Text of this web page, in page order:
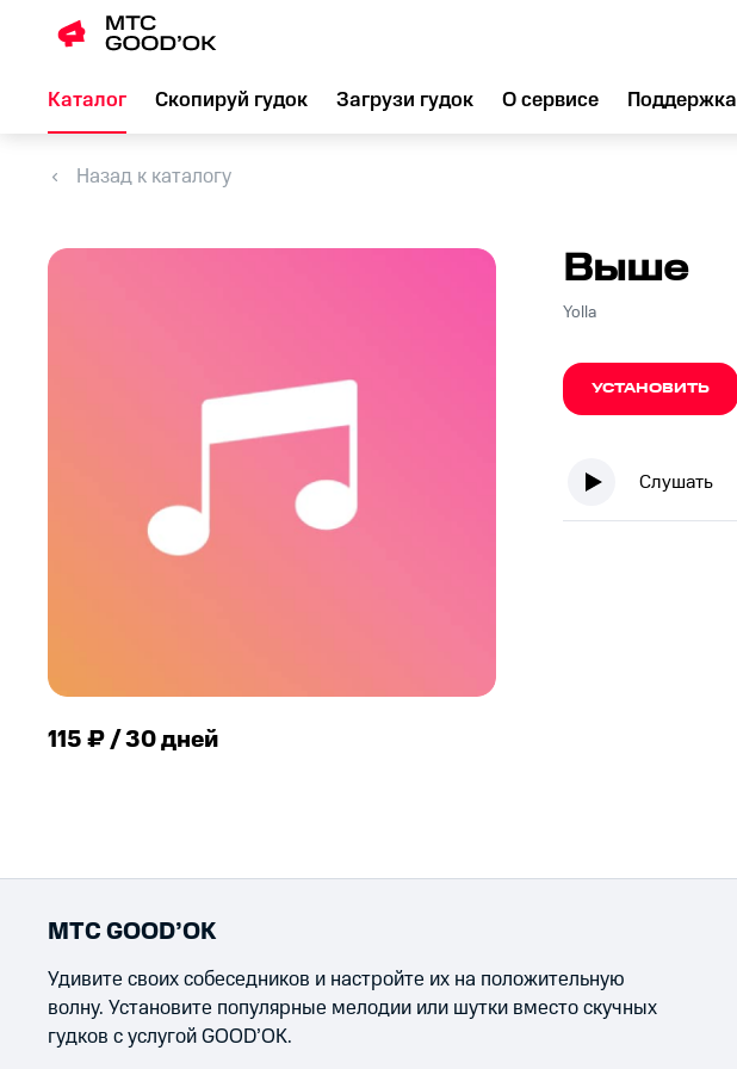
Каталог Скопируй гудок Загрузи гудок О сервисе Поддержка
Назад к каталогу
115 ₽ / 30 дней
Выше
Yolla
УСТАНОВИТЬ
Слушать
МТС GOOD’OK
Удивите своих собеседников и настройте их на положительную
волну. Установите популярные мелодии или шутки вместо скучных
гудков с услугой GOOD’OK.